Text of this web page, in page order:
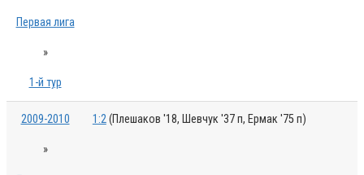
Первая лига
»
1-й тур
2009-2010
»
1:2(Плешаков '18, Шевчук '37 п, Ермак '75 п)